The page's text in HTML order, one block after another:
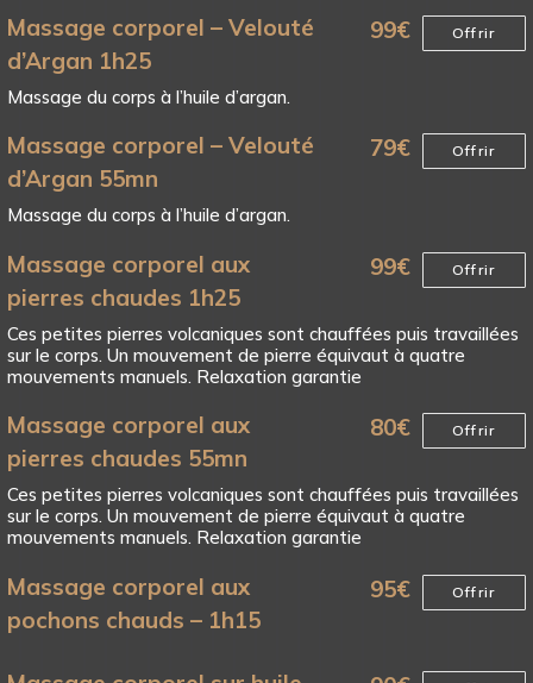
Massage corporel – Velouté
d’Argan 1h25
99€ Offrir
Massage du corps à l’huile d’argan.
Massage corporel – Velouté
d’Argan 55mn
79€ Offrir
Massage du corps à l’huile d’argan.
Massage corporel aux
pierres chaudes 1h25
99€ Offrir
Ces petites pierres volcaniques sont chauffées puis travaillées
sur le corps. Un mouvement de pierre équivaut à quatre
mouvements manuels. Relaxation garantie
Massage corporel aux
pierres chaudes 55mn
80€ Offrir
Ces petites pierres volcaniques sont chauffées puis travaillées
sur le corps. Un mouvement de pierre équivaut à quatre
mouvements manuels. Relaxation garantie
Massage corporel aux
pochons chauds – 1h15
95€ Offrir